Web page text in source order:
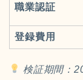
職業認証
登録費用
検証期間：